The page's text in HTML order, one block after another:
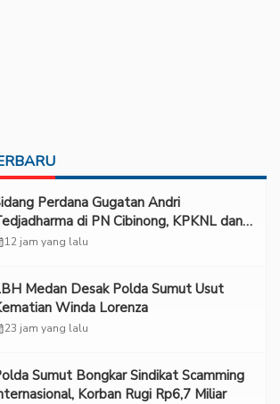
Perdana Gugatan Andri
di PN Cibinong, KPKNL dan
Mangkir
12 jam yang lalu
Medan Desak Polda Sumut Usut
Winda Lorenza
23 jam yang lalu
Sumut Bongkar Sindikat Scamming
Korban Rugi Rp6,7 Miliar